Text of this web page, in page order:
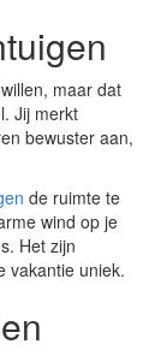
maar dat
Jij merkt
bewuster aan,
de ruimte te
wind op je
Het zijn
vakantie uniek.